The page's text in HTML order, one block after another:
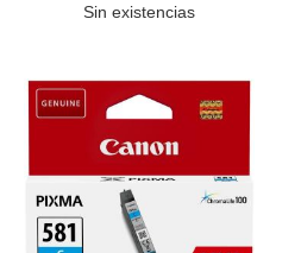
Sin existencias